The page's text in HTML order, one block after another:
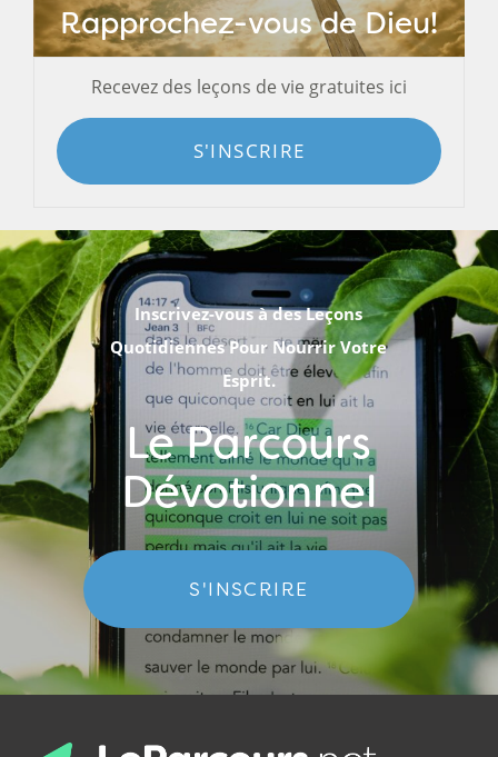
Rapprochez-vous de Dieu!
Recevez des leçons de vie gratuites ici
S'INSCRIRE
Inscrivez-vous à des Leçons
Quotidiennes Pour Nourrir Votre
Esprit.
Le Parcours
Dévotionnel
S'INSCRIRE